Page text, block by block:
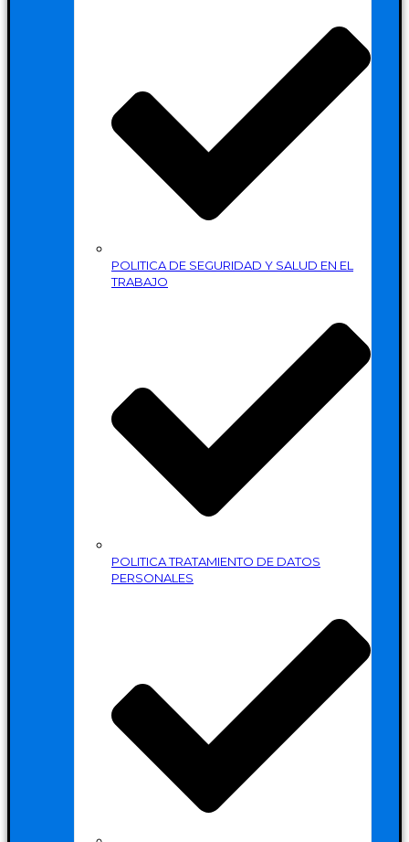
POLITICA DE SEGURIDAD Y SALUD EN EL
TRABAJO
POLITICA TRATAMIENTO DE DATOS
PERSONALES